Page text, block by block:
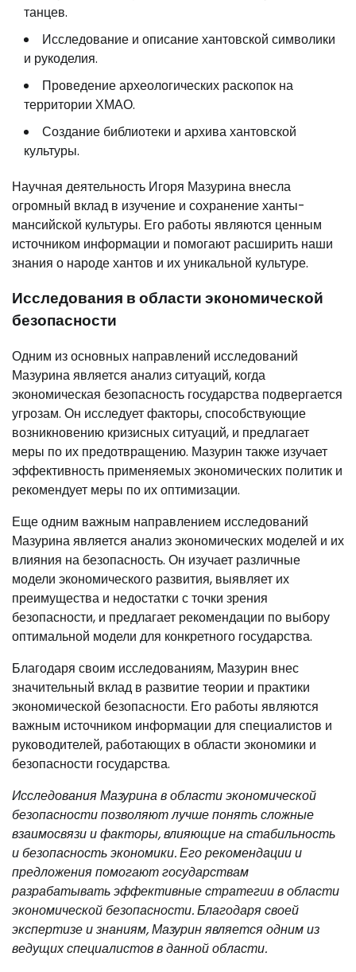
танцев.
Исследование и описание хантовской символики
и рукоделия.
Проведение археологических раскопок на
территории ХМАО.
Создание библиотеки и архива хантовской
культуры.
Научная деятельность Игоря Мазурина внесла
огромный вклад в изучение и сохранение ханты-
мансийской культуры. Его работы являются ценным
источником информации и помогают расширить наши
знания о народе хантов и их уникальной культуре.
Исследования в области экономической
безопасности
Одним из основных направлений исследований
Мазурина является анализ ситуаций, когда
экономическая безопасность государства подвергается
угрозам. Он исследует факторы, способствующие
возникновению кризисных ситуаций, и предлагает
меры по их предотвращению. Мазурин также изучает
эффективность применяемых экономических политик и
рекомендует меры по их оптимизации.
Еще одним важным направлением исследований
Мазурина является анализ экономических моделей и их
влияния на безопасность. Он изучает различные
модели экономического развития, выявляет их
преимущества и недостатки с точки зрения
безопасности, и предлагает рекомендации по выбору
оптимальной модели для конкретного государства.
Благодаря своим исследованиям, Мазурин внес
значительный вклад в развитие теории и практики
экономической безопасности. Его работы являются
важным источником информации для специалистов и
руководителей, работающих в области экономики и
безопасности государства.
Исследования Мазурина в области экономической
безопасности позволяют лучше понять сложные
взаимосвязи и факторы, влияющие на стабильность
и безопасность экономики. Его рекомендации и
предложения помогают государствам
разрабатывать эффективные стратегии в области
экономической безопасности. Благодаря своей
экспертизе и знаниям, Мазурин является одним из
ведущих специалистов в данной области.